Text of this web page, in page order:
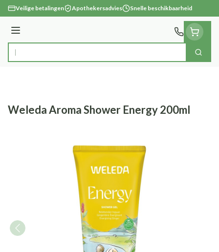
Ga naar de inhoud
Veilige betalingen Apothekersadvies Snelle beschikbaarheid
Menu
Product, merk, categorie... Zoek
Weleda Aroma Shower Energy 200ml